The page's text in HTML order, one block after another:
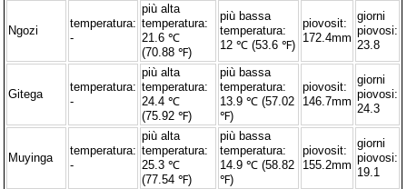
Ngozi
temperatura:
-
più alta
temperatura:
21.6 ℃
(70.88 ℉)
più bassa
temperatura:
12 ℃ (53.6 ℉)
piovosit:
172.4mm
giorni
piovosi:
23.8
Gitega
temperatura:
-
più alta
temperatura:
24.4 ℃
(75.92 ℉)
più bassa
temperatura:
13.9 ℃ (57.02
℉)
piovosit:
146.7mm
giorni
piovosi:
24.3
Muyinga
temperatura:
-
più alta
temperatura:
25.3 ℃
(77.54 ℉)
più bassa
temperatura:
14.9 ℃ (58.82
℉)
piovosit:
155.2mm
giorni
piovosi:
19.1